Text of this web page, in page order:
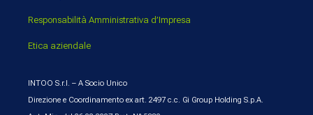
Responsabilità Amministrativa d’Impresa
Etica aziendale
INTOO S.r.l. – A Socio Unico
Direzione e Coordinamento ex art. 2497 c.c. Gi Group Holding S.p.A.